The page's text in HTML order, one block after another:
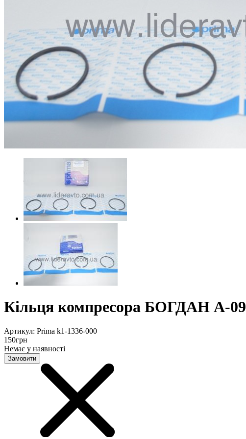
Кільця компресора БОГДАН А-
Артикул: Prima k1-1336-000
150грн
Немає у наявності
Замовити